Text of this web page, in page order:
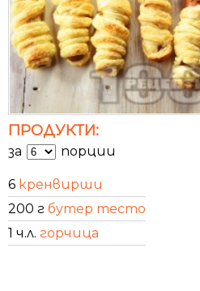
ПРОДУКТИ:
за порции
6 кренвирши
200 г бутер тесто
1 ч.л. горчица